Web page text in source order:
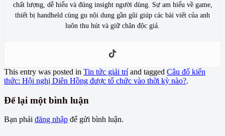
chất lượng, dễ hiểu và đúng insight người dùng. Sự am hiểu về game,
thiết bị handheld cùng gu nội dung gần gũi giúp các bài viết của anh
luôn thu hút và giữ chân độc giả.
This entry was posted in Tin tức giải tríand tagged Câu đố kiến
thức: Hội nghị Diên Hồng được tổ chức vào thời kỳ nào?.
Để lại một bình luận
Bạn phải đăng nhập để gửi bình luận.